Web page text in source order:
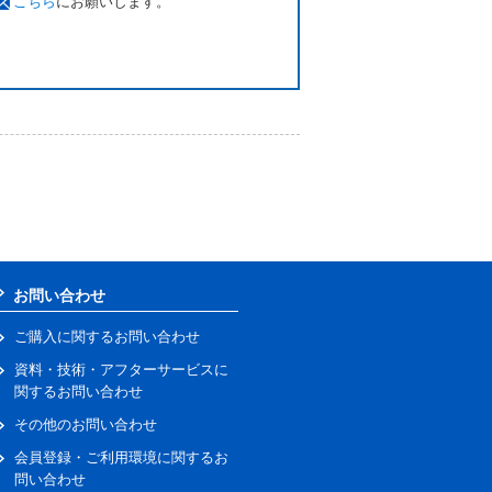
お問い合わせ
ご購入に関するお問い合わせ
資料・技術・アフターサービスに
関するお問い合わせ
その他のお問い合わせ
会員登録・ご利用環境に関するお
問い合わせ